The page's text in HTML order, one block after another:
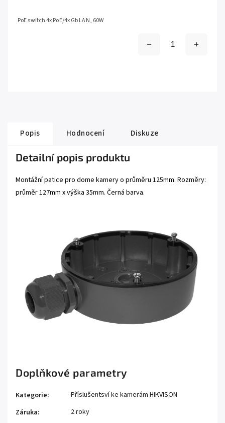
Popis Hodnocení Diskuze
Detailní popis produktu
Montážní patice pro dome kamery o průměru 125mm. Rozměry:
průměr 127mm x výška 35mm. Černá barva.
Doplňkové parametry
Kategorie:
Příslušentsví ke kamerám HIKVISON
Záruka:
2 roky